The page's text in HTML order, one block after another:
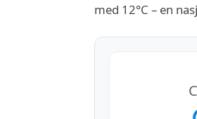
med 12°C – en